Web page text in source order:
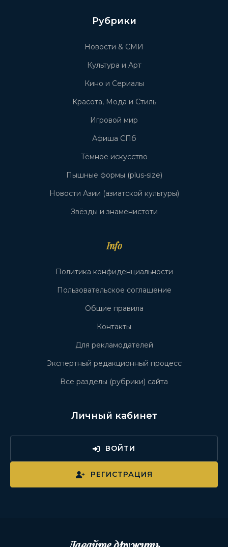
Рубрики
Новости & СМИ
Культура и Арт
Кино и Сериалы
Красота, Мода и Стиль
Игровой мир
Афиша СПб
Тёмное искусство
Пышные формы (plus-size)
Новости Азии (азиатской культуры)
Звёзды и знаменистоти
Info
Политика конфиденциальности
Пользовательское соглашение
Общие правила
Контакты
Для рекламодателей
Экспертный редакционный процесс
Все разделы (рубрики) сайта
Личный кабинет
ВОЙТИ
РЕГИСТРАЦИЯ